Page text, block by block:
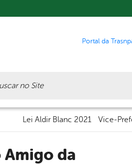
Portal da
Lei Aldir Blanc 2021 Vice-